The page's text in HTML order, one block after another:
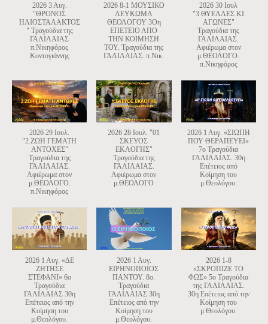
2026 3 Αυγ.
"ΘΡΟΝΟΣ
ΗΛΙΟΣΤΑΛΑΚΤΟΣ
" Τραγούδια της
ΓΑΛΙΛΑΙΑΣ
π.Νικηφόρος
Κοντογιάννης
2026 8-1 ΜΟΥΣΙΚΟ
ΛΕΥΚΩΜΑ
ΘΕΟΛΟΓΟΥ 3Οη
ΕΠΕΤΕΙΟ ΑΠΟ
ΤΗΝ ΚΟΙΜΗΣΗ
ΤΟΥ. Τραγούδια της
ΓΑΛΙΛΑΙΑΣ. π.Νικ.
2026 30 Ιουλ
"3.ΘΥΕΛΛΕΣ ΚΙ
ΑΓΩΝΕΣ"
Τραγούδια της
ΓΑΛΙΛΑΙΑΣ.
Αφιέρωμα στον
μ.ΘΕΟΛΟΓΟ.
π.Νικηφόρος
2026 29 Ιουλ.
"2.ΖΩΗ ΓΕΜΑΤΗ
ΑΝΤΟΧΕΣ"
Τραγούδια της
ΓΑΛΙΛΑΙΑΣ.
Αφιέρωμα στον
μ.ΘΕΟΛΟΓΟ.
π.Νικηφόρος
2026 28 Ιουλ. "01
ΣΚΕΥΟΣ
ΕΚΛΟΓΗΣ"
Τραγούδια της
ΓΑΛΙΛΑΙΑΣ.
Αφιέρωμα στον
μ.ΘΕΟΛΟΓΟ
2026 1 Αυγ. «ΣΙΩΠΗ
ΠΟΥ ΘΕΡΑΠΕΥΕΙ»
7ο Τραγούδια
ΓΑΛΙΛΑΙΑΣ. 30η
Επέτειος από
Κοίμηση του
μ.Θεολόγου.
2026 1 Αυγ. «ΔΕ
ΖΗΤΗΣΕ
ΣΤΕΦΑΝΙ» 6ο
Τραγούδια
ΓΑΛΙΛΑΙΑΣ 30η
Επέτειος από την
Κοίμηση του
μ.Θεολόγου.
2026 1 Αυγ.
ΕΙΡΗΝΟΠΟΙΟΣ
ΠΑΝΤΟΥ. 8ο.
Τραγούδια
ΓΑΛΙΛΑΙΑΣ 30η
Επέτειος από την
Κοίμηση του
μ.Θεολόγου.
2026 1-8
«ΣΚΡΟΠΙΖΕ ΤΟ
ΦΩΣ» 5ο Τραγούδια
της ΓΑΛΙΛΑΙΑΣ.
30η Επέτειος από την
Κοίμηση του
μ.Θεολόγου.